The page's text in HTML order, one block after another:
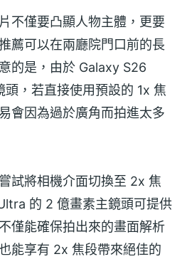
不僅要凸顯人物主體，更要
薦可以在兩廳院門口前的長
的是，由於 Galaxy S26
，若直接使用預設的 1x 焦
會因為過於廣角而拍進太多
試將相機介面切換至 2x 焦
的 2 億畫素主鏡頭可提供
僅能確保拍出來的畫面解析
能享有 2x 焦段帶來絕佳的